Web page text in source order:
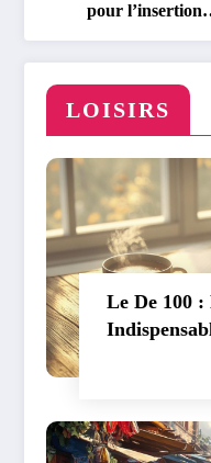
pour l’insertion
professionnelle
personnes
LOISIRS
Le De 100 :